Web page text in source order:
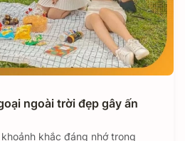
ngoài trời đẹp gây ấn
khắc đáng nhớ trong